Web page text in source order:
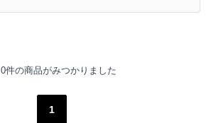
0件の商品がみつかりました
1